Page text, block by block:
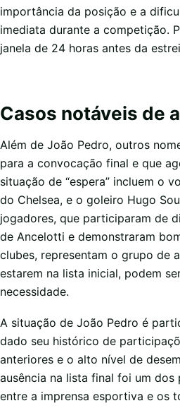
importância da posição e a
imediata durante a competição.
janela de 24 horas antes da
Casos notáveis de
Além de João Pedro, outros
para a convocação final e que
situação de “espera” incluem o
do Chelsea, e o goleiro Hugo
jogadores, que participaram de
de Ancelotti e demonstraram
clubes, representam o grupo de
estarem na lista inicial, podem
necessidade.
A situação de João Pedro é
dado seu histórico de
anteriores e o alto nível de
ausência na lista final foi um
entre a imprensa esportiva e os